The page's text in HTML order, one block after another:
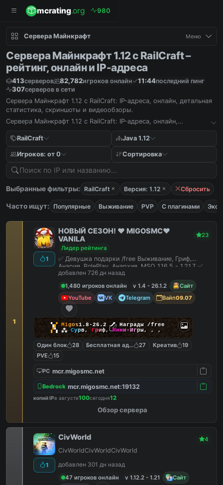
mcrating.org 980
Сервера Майнкрафт Меню
Сервера Майнкрафт 1.12 с RailCraft –
рейтинг, онлайн и IP-адреса
413серверов 82,782игроков онлайн 11:44последний пинг
307серверов в сети
Сервера Майнкрафт 1.12 с RailCraft: IP-адреса, онлайн, детальная
статистика, скриншоты и видеообзоры.
Сервера Майнкрафт 1.12 с RailCraft: IP-адреса, онлайн,
RailCraft
Java 1.12
Игроков: от 0 Сортировка
Выбранные фильтры: RailCraft Версия: 1.12 Сбросить
Часто ищут: Популярные Выживание PVP С плагинами
1
1
НОВЫЙ СЕЗОН! ❤️ MIGOSMC❤️
VANILA
23
Лидер рейтинга
✅ Девушка подарки /free Выживание, Гриф,
Анария, RolePlay, Анархия, MSO 1.16.5 - 1.21.7 ✅
добавлен 726 дн назад
1,480 игроков онлайн
v 1.4 - 26.1.2
Сайт
YouTube
VK Telegram Вайп09.07
▚▞ Migos1.8-26.2🗡 Награды /free
▞▚ ⁂ Сурв, Гриф,Мини-Игры, , ,
Один блок 28 Бесплатная админка
27 Креатив
19
PVE
15
PC mcr.migosmc.net
Bedrock mcr.migosmc.net:19132
копий IPв августе100сегодня12
Обзор сервера
1
CivWorld 4
CivWorldCivWorldCivWorld
добавлен 301 дн назад
47 игроков онлайн
v 1.12.2 - 1.21
Сайт